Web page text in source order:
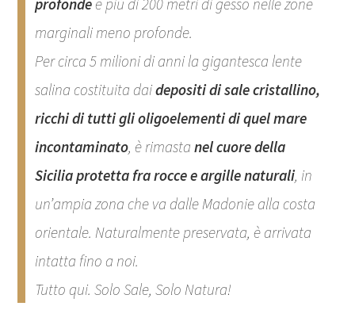
marginali meno profonde.
Per circa 5 milioni di anni la gigantesca lente
salina costituita daidepositi di sale cristallino,
ricchi di tutti gli oligoelementi di quel mare
incontaminato, è rimasta nel cuore della
Siciliaprotetta fra rocce e argille naturali, in
un’ampia zona che va dalle Madonie alla costa
orientale. Naturalmente preservata, è arrivata
intatta fino a noi.
Tutto qui. Solo Sale, Solo Natura!